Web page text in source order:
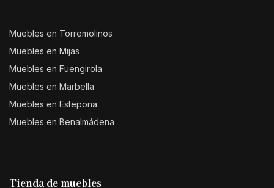
Muebles en Torremolinos
Muebles en Mijas
Muebles en Fuengirola
Muebles en Marbella
Muebles en Estepona
Muebles en Benalmádena
Tienda de muebles